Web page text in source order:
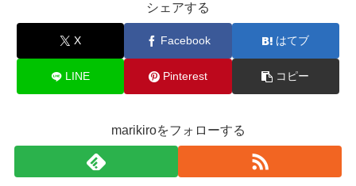
シェアする
X Facebook はてブ
LINE Pinterest コピー
marikiroをフォローする